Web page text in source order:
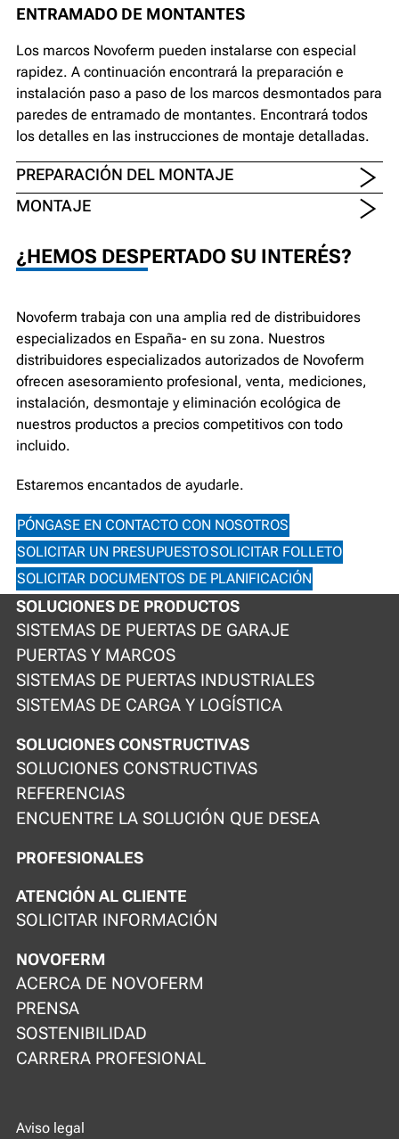
ENTRAMADO DE MONTANTES
Los marcos Novoferm pueden instalarse con especial
rapidez. A continuación encontrará la preparación e
instalación paso a paso de los marcos desmontados para
paredes de entramado de montantes. Encontrará todos
los detalles en las instrucciones de montaje detalladas.
PREPARACIÓN DEL MONTAJE
MONTAJE
¿HEMOS DESPERTADO SU INTERÉS?
Novoferm trabaja con una amplia red de distribuidores
especializados en España- en su zona. Nuestros
distribuidores especializados autorizados de Novoferm
ofrecen asesoramiento profesional, venta, mediciones,
instalación, desmontaje y eliminación ecológica de
nuestros productos a precios competitivos con todo
incluido.
Estaremos encantados de ayudarle.
PÓNGASE EN CONTACTO CON NOSOTROS
SOLICITAR UN PRESUPUESTOSOLICITAR FOLLETO
SOLICITAR DOCUMENTOS DE PLANIFICACIÓN
SOLUCIONES DE PRODUCTOS
SISTEMAS DE PUERTAS DE GARAJE
PUERTAS Y MARCOS
SISTEMAS DE PUERTAS INDUSTRIALES
SISTEMAS DE CARGA Y LOGÍSTICA
SOLUCIONES CONSTRUCTIVAS
SOLUCIONES CONSTRUCTIVAS
REFERENCIAS
ENCUENTRE LA SOLUCIÓN QUE DESEA
PROFESIONALES
ATENCIÓN AL CLIENTE
SOLICITAR INFORMACIÓN
NOVOFERM
ACERCA DE NOVOFERM
PRENSA
SOSTENIBILIDAD
CARRERA PROFESIONAL
Aviso legal